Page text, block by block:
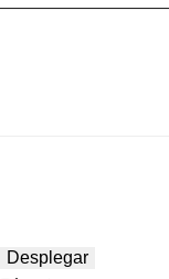
Desplegar